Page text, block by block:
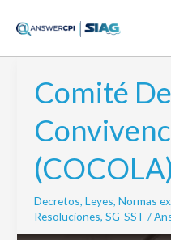
Comité De
Decretos, Leyes, Normas
Resoluciones, SG-SST /
Comité
De
Convivencia
Laboral
(COCOLA)